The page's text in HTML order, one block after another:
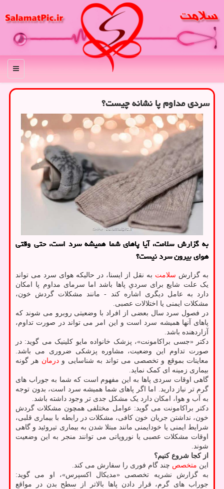
منو
سردی مداوم پا نشانه چیست؟
به گزارش سلامت، آیا پاهای شما همیشه سرد است، حتی وقتی
هوای بیرون سرد نیست؟
به گزارش سلامت به نقل از ایسنا، در حالیکه هوای سرد می تواند
یک علت شایع برای سردیِ پاها باشد اما سرمای مداوم پا امکان
دارد به عامل دیگری اشاره کند - مانند مشکلات گردش خون،
مشکلات ایمنی یا اختلالات عصبی.
در فصول سرد سال بعضی از افراد با وضعیتی روبرو می شوند که
پاهای آنها همیشه سرد است و این امر می تواند در صورت تداوم،
آزاردهنده باشد.
دکتر «جسی براکامونت»، پزشک خانواده مایو کلینیک می گوید: در
صورت تداوم این وضعیت، مشاوره پزشکی ضروری می باشد.
معاینات بموقع و تخصصی می تواند به شناسایی ودرمان هر گونه
بیماری زمینه ای کمک نماید.
گاهی اوقات سردی پاها به این مفهوم است که شما به جوراب های
گرم تر نیاز دارید. اما اگر پاهای شما همیشه سرد است، بدون توجه
به آب و هوا، امکان دارد یک مشکل جدی تر وجود داشته باشد.
دکتر براکامونت می گوید: عوامل مختلفی همچون مشکلات گردش
خون، نداشتن جریان خون کافی، مشکلات در رابطه با بیماری قلبی،
شرایط ایمنی یا خودایمنی مانند مبتلا شدن به بیماری تیروئید و گاهی
اوقات مشکلات عصبی یا نوروپاتی می توانند منجر به این وضعیت
شوند.
از کجا شروع کنیم؟
این متخصص چند گام فوری را سفارش می کند.
به گزارش نشریه تخصصی «مدیکال اکسپرس»، او می گوید:
جوراب های گرم، قرار دادن پاها بالاتر از سطح بدن در مواقع